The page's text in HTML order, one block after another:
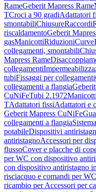
RameGeberit Mapress Rame
TCroci a 90 gradiAdattatori
smontabiliChiusureRaccordi
riscaldamentoGeberit
gasManicottiRiduzioniCurve
collegamenti, smontabili
Mapress Rame
collegamenti
tubiFissaggi per collegamenti
collegamenti a flangia
CuNiFeTubi 2.1972Manicotti
TAdattatori fissiAdattatori e
Geberit Mapress CuNiFe
collegamenti a flangia
potabileDispositivi
antiristagnoAccessori per
flussoCover e placche di
per WC con dispositivo
con dispositivo antiristagno
risciacquo e comandi per
ricambio per Accessori per